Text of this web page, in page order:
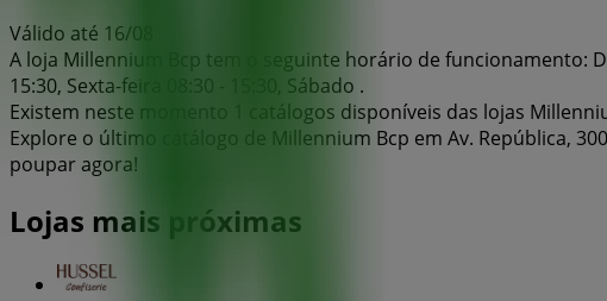
Válido até 16/08
A loja Millennium Bcp tem o seguinte horário de funcionamento:
15:30, Sexta-feira 08:30 - 15:30, Sábado .
Existem neste momento 1 catálogos disponíveis das lojas
Explore o último catálogo de Millennium Bcp em Av. República,
poupar agora!
Lojas mais próximas